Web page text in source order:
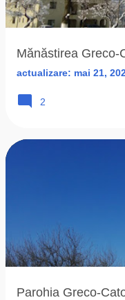
r
Mănăstirea Greco-
actualizare: mai 21,
2
Parohia Greco-